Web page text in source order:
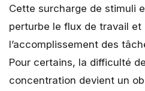
Cette surcharge de stimuli
perturbe le flux de travail et
l’accomplissement des
Pour certains, la difficulté
concentration devient un